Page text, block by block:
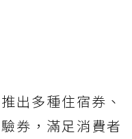
出多種住宿券、
券，滿足消費者